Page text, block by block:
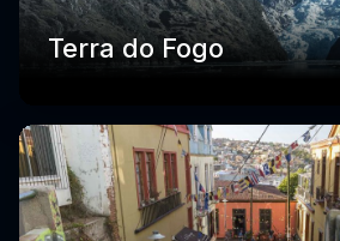
Terra do Fogo